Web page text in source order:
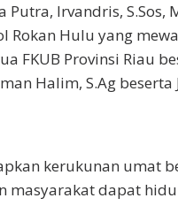
Putra, Irvandris,
Rokan Hulu yang
FKUB Provinsi Riau
Halim, S.Ag beserta
kerukunan umat
masyarakat dapat